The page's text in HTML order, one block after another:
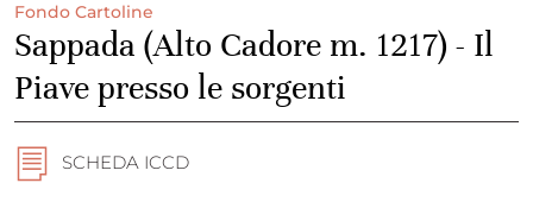
Fondo Cartoline
Sappada (Alto Cadore m. 1217) - Il
Piave presso le sorgenti
SCHEDA ICCD